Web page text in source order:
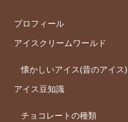
プロフィール
アイスクリームワールド
懐かしいアイス(昔のアイス)
アイス豆知識
チョコレートの種類